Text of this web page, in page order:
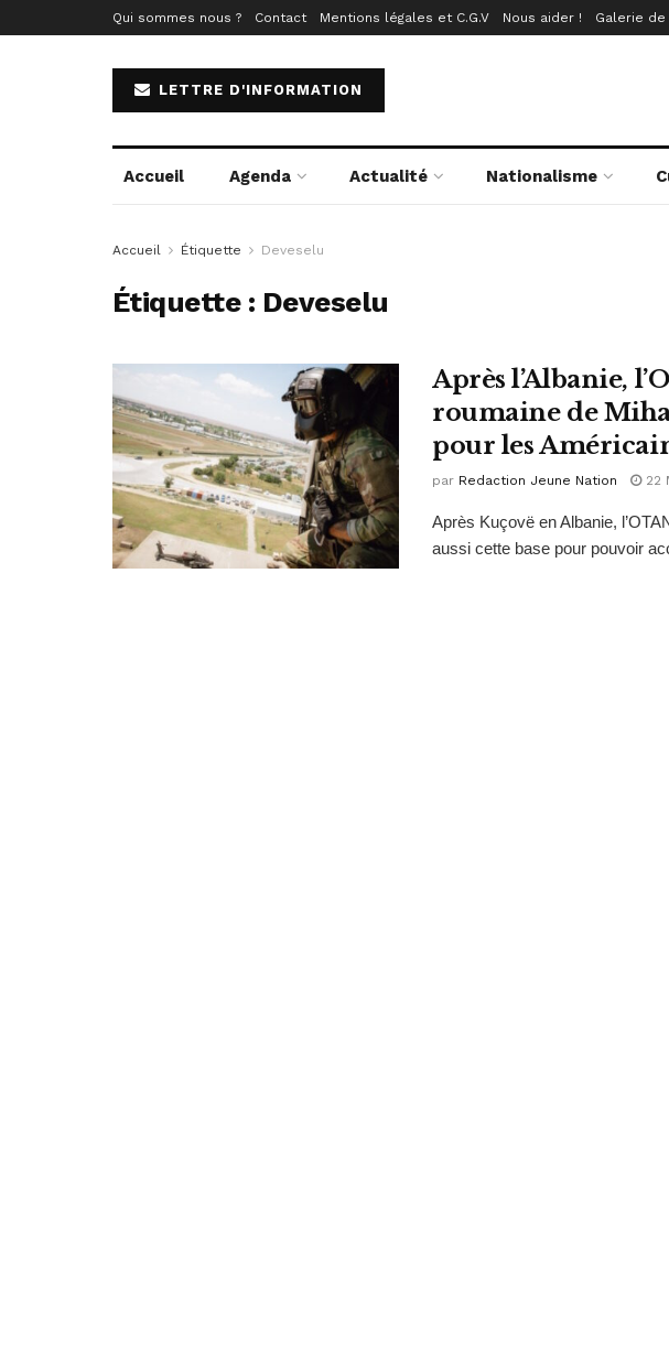
Qui sommes nous ? Contact Mentions légales et C.G.V Nous aider ! Galerie de
LETTRE D'INFORMATION
Accueil Agenda Actualité Nationalisme
Accueil Étiquette Deveselu
Étiquette : Deveselu
Après l’Albanie,
roumaine de
pour les
par Redaction Jeune Nation 22
Après Kuçovë en Albanie,
aussi cette base pour pouvoir